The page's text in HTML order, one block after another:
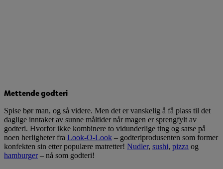
Mettende godteri
Spise bør man, og så videre. Men det er vanskelig å få plass til det
daglige inntaket av sunne måltider når magen er sprengfylt av
godteri. Hvorfor ikke kombinere to vidunderlige ting og satse på
noen herligheter fra Look-O-Look – godteriprodusenten som former
konfekten sin etter populære matretter! Nudler, sushi, pizza og
hamburger– nå som godteri!